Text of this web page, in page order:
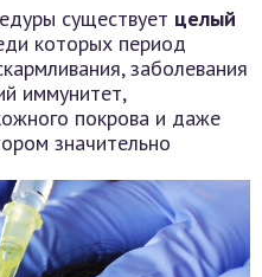
существует целый
которых период
заболевания
иммунитет,
покрова и даже
значительно